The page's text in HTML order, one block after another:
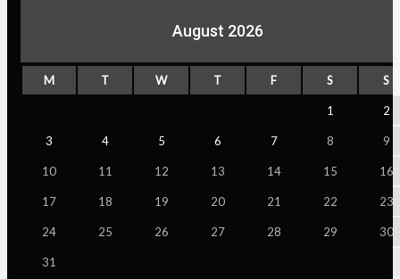
August 2026
M T W T F S S
1 2
3 4 5 6 7 8 9
10 11 12 13 14 15 16
17 18 19 20 21 22 23
24 25 26 27 28 29 30
31